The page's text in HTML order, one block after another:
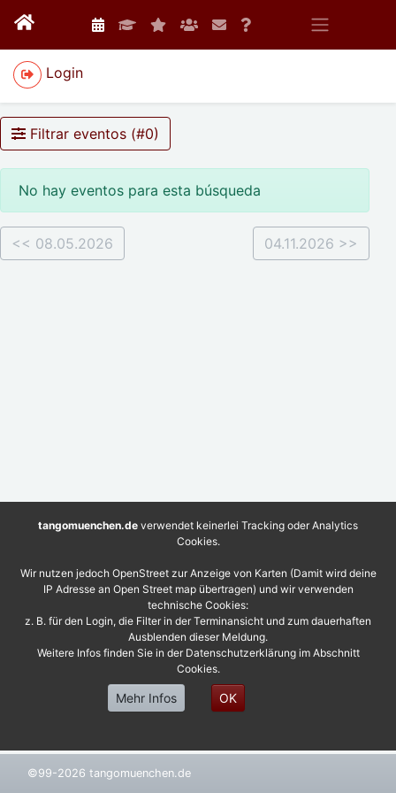
Login
Filtrar eventos (#0)
No hay eventos para esta búsqueda
<< 08.05.2026 04.11.2026 >>
©99-2026 tangomuenchen.de
tangomuenchen.de verwendet keinerlei Tracking oder Analytics
Cookies.
Wir nutzen jedoch OpenStreet zur Anzeige von Karten (Damit wird deine
IP Adresse an Open Street map übertragen) und wir verwenden
technische Cookies:
z. B. für den Login, die Filter in der Terminansicht und zum dauerhaften
Ausblenden dieser Meldung.
Weitere Infos finden Sie in der Datenschutzerklärung im Abschnitt
Cookies.
Mehr Infos OK